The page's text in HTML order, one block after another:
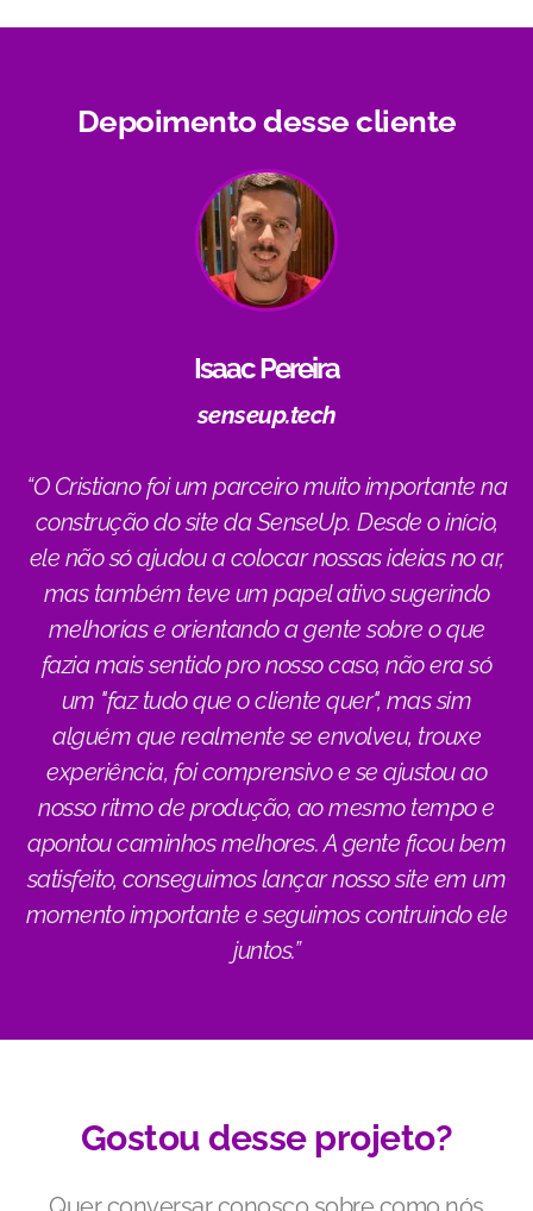
Depoimento desse cliente
Isaac Pereira
senseup.tech
“O Cristiano foi um parceiro muito importante na
construção do site da SenseUp. Desde o início,
ele não só ajudou a colocar nossas ideias no ar,
mas também teve um papel ativo sugerindo
melhorias e orientando a gente sobre o que
fazia mais sentido pro nosso caso, não era só
um "faz tudo que o cliente quer", mas sim
alguém que realmente se envolveu, trouxe
experiência, foi comprensivo e se ajustou ao
nosso ritmo de produção, ao mesmo tempo e
apontou caminhos melhores. A gente ficou bem
satisfeito, conseguimos lançar nosso site em um
momento importante e seguimos contruindo ele
juntos.”
Gostou desse projeto?